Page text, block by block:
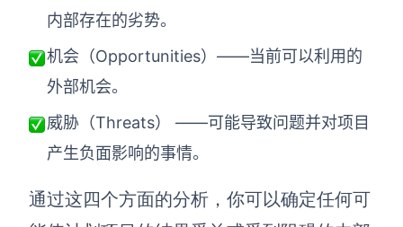
解决方案
高效协作
团队协作提效
素材整理
在线白板
在线绘图
思维和灵感整理
流程整理
内部存在的劣势。
机会（Opportunities）——当前可以利用的
外部机会。
威胁（Threats） ——可能导致问题并对项目
产生负面影响的事情。
通过这四个方面的分析，你可以确定任何可